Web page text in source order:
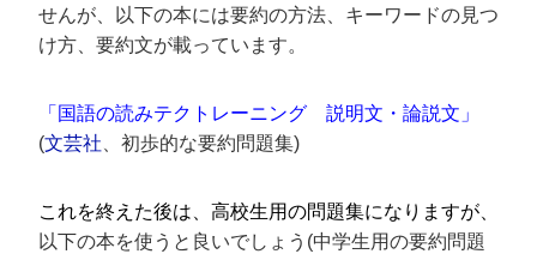
せんが、以下の本には要約の方法、キーワードの見つ
け方、要約文が載っています。
「国語の読みテクトレーニング 説明文・論説文」
(文芸社 、初歩的な要約問題集)
これを終えた後は、高校生用の問題集になりますが、
以下の本を使うと良いでしょう(中学生用の要約問題